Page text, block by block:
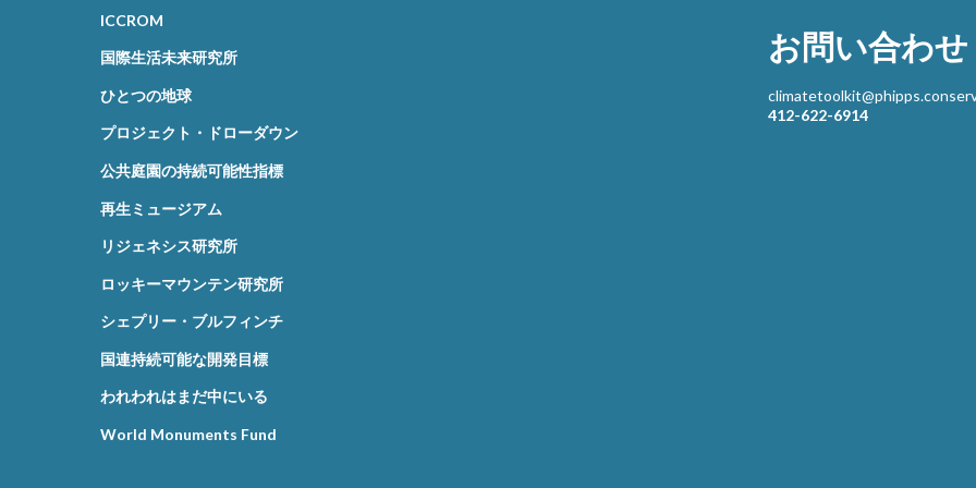
ICCROM
国際生活未来研究所
ひとつの地球
プロジェクト・ドローダウン
公共庭園の持続可能性指標
再生ミュージアム
リジェネシス研究所
ロッキーマウンテン研究所
シェプリー・ブルフィンチ
国連持続可能な開発目標
われわれはまだ中にいる
World Monuments Fund
お問い合わせ
412-622-6914